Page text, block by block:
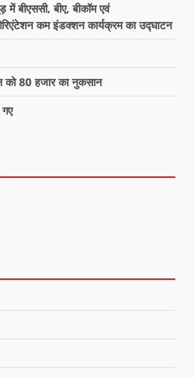
बीएससी, बीए, बीकॉम एवं
कम इंडक्शन कार्यक्रम का उद्घाटन
को 80 हजार का नुकसान